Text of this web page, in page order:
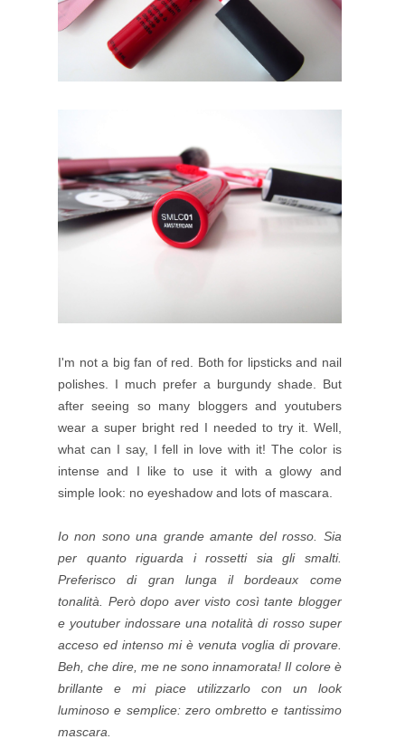
I'm not a big fan of red. Both for lipsticks and nail
polishes. I much prefer a burgundy shade. But
after seeing so many bloggers and youtubers
wear a super bright red I needed to try it. Well,
what can I say, I fell in love with it! The color is
intense and I like to use it with a glowy and
simple look: no eyeshadow and lots of mascara.
Io non sono una grande amante del rosso. Sia
per quanto riguarda i rossetti sia gli smalti.
Preferisco di gran lunga il bordeaux come
tonalità. Però dopo aver visto così tante blogger
e youtuber indossare una notalità di rosso super
acceso ed intenso mi è venuta voglia di provare.
Beh, che dire, me ne sono innamorata! Il colore è
brillante e mi piace utilizzarlo con un look
luminoso e semplice: zero ombretto e tantissimo
mascara.